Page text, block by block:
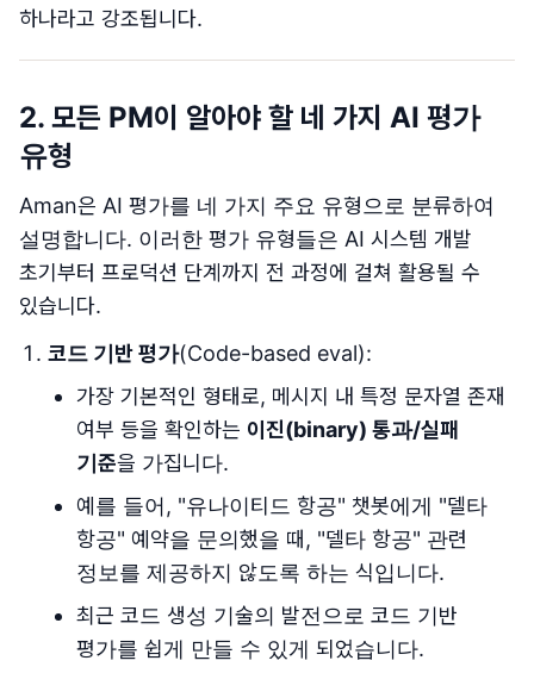
하나라고 강조됩니다.
2. 모든 PM이 알아야 할 네 가지 AI 평가
유형
Aman은 AI 평가를 네 가지 주요 유형으로 분류하여
설명합니다. 이러한 평가 유형들은 AI 시스템 개발
초기부터 프로덕션 단계까지 전 과정에 걸쳐 활용될 수
있습니다.
코드 기반 평가(Code-based eval):
가장 기본적인 형태로, 메시지 내 특정 문자열 존재
여부 등을 확인하는 이진(binary) 통과/실패
기준을 가집니다.
예를 들어, "유나이티드 항공" 챗봇에게 "델타
항공" 예약을 문의했을 때, "델타 항공" 관련
정보를 제공하지 않도록 하는 식입니다.
최근 코드 생성 기술의 발전으로 코드 기반
평가를 쉽게 만들 수 있게 되었습니다.